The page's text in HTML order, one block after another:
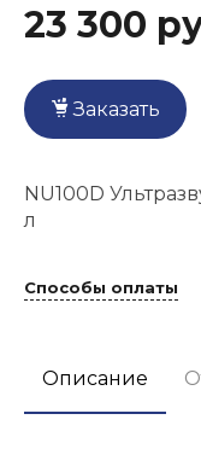
23 300
Заказать
NU100D
л
Способы оплаты
Описание